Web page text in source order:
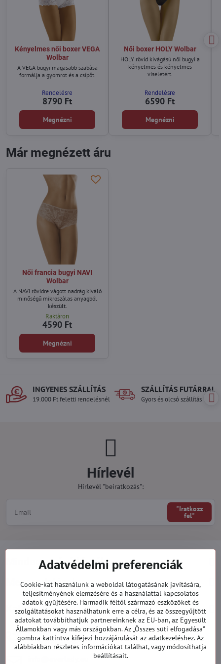
Kényelmes női boxer VEGA
Wolbar
A VEGA bugyi magasabb szabása
formálja a gyomrot és a csípőt.
Rendelésre
8790 Ft
Megnézni
Női boxer HOLY Wolbar
HOLY rövid kivágású női bugyi a
kényelmes és kényelmes
viseletért.
Rendelésre
6590 Ft
Megnézni
Már megnézett áru
Női francia bugyi NAVI
Wolbar
A NAVI rövidre vágott nadrág kiváló
minőségű mikroszálas anyagból
készült.
Raktáron
4590 Ft
Megnézni
INGYENES SZÁLLÍTÁS
19.000 Ft feletti rendelésnél
SZÁLLÍTÁS FUTÁRRAL
Gyors és olcsó szállítás
Hírlevél
Hírlevél "beiratkozás":
"Iratkozz
fel"
Minden a vásárlásról
Megrendelések
Kategóriák
919 060 751
Hétfő - Péntek: 09:00 - 15:00 hod.
Adatvédelmi preferenciák
Cookie-kat használunk a weboldal látogatásának javítására,
teljesítményének elemzésére és a használattal kapcsolatos
adatok gyűjtésére. Harmadik féltől származó eszközöket és
szolgáltatásokat használhatunk erre a célra, és az összegyűjtött
adatokat továbbíthatjuk partnereinknek az EU-ban, az Egyesült
Államokban vagy más országokban. Az „Összes süti elfogadása"
gombra kattintva kifejezi hozzájárulását az adatkezeléshez. Az
alábbiakban részletes információkat találhat, vagy módosíthatja
beállításait.